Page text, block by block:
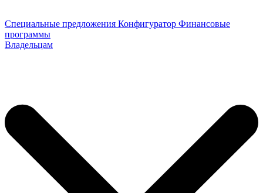
Специальные предложения Конфигуратор Финансовые
программы
Владельцам